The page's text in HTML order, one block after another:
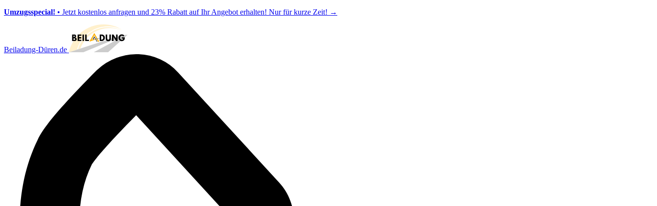
Umzugsspecial! • Jetzt kostenlos anfragen und 23% Rabatt auf Ihr Angebot erhalten! Nur für kurze Zeit! →
Beiladung-Düren.de